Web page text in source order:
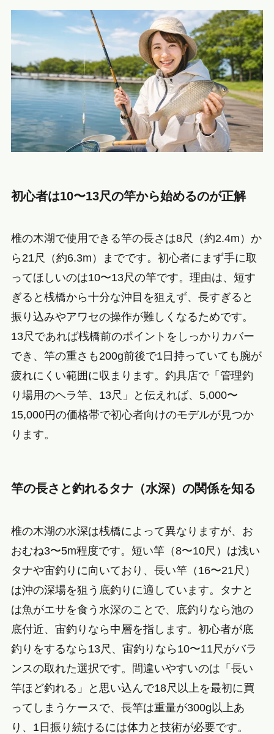
初心者は10〜13尺の竿から始めるのが正解
椎の木湖で使用できる竿の長さは8尺（約2.4m）か
ら21尺（約6.3m）までです。初心者にまず手に取
ってほしいのは10〜13尺の竿です。理由は、短す
ぎると桟橋から十分な沖目を狙えず、長すぎると
振り込みやアワセの操作が難しくなるためです。
13尺であれば桟橋前のポイントをしっかりカバー
でき、竿の重さも200g前後で1日持っていても腕が
疲れにくい範囲に収まります。釣具店で「管理釣
り場用のヘラ竿、13尺」と伝えれば、5,000〜
15,000円の価格帯で初心者向けのモデルが見つか
ります。
竿の長さと釣れるタナ（水深）の関係を知る
椎の木湖の水深は桟橋によって異なりますが、お
おむね3〜5m程度です。短い竿（8〜10尺）は浅い
タナや宙釣りに向いており、長い竿（16〜21尺）
は沖の深場を狙う底釣りに適しています。タナと
は魚がエサを食う水深のことで、底釣りなら池の
底付近、宙釣りなら中層を指します。初心者が底
釣りをするなら13尺、宙釣りなら10〜11尺がバラ
ンスの取れた選択です。間違いやすいのは「長い
竿ほど釣れる」と思い込んで18尺以上を最初に買
ってしまうケースで、長竿は重量が300g以上あ
り、1日振り続けるには体力と技術が必要です。